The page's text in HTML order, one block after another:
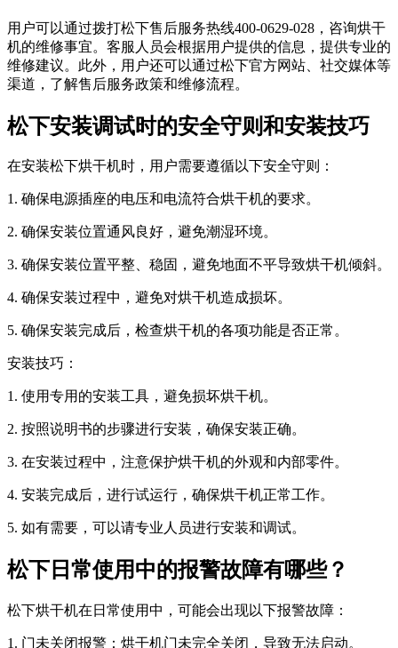
用户可以通过拨打松下售后服务热线400-0629-028，咨询烘干
机的维修事宜。客服人员会根据用户提供的信息，提供专业的
维修建议。此外，用户还可以通过松下官方网站、社交媒体等
渠道，了解售后服务政策和维修流程。
松下安装调试时的安全守则和安装技巧
在安装松下烘干机时，用户需要遵循以下安全守则：
1. 确保电源插座的电压和电流符合烘干机的要求。
2. 确保安装位置通风良好，避免潮湿环境。
3. 确保安装位置平整、稳固，避免地面不平导致烘干机倾斜。
4. 确保安装过程中，避免对烘干机造成损坏。
5. 确保安装完成后，检查烘干机的各项功能是否正常。
安装技巧：
1. 使用专用的安装工具，避免损坏烘干机。
2. 按照说明书的步骤进行安装，确保安装正确。
3. 在安装过程中，注意保护烘干机的外观和内部零件。
4. 安装完成后，进行试运行，确保烘干机正常工作。
5. 如有需要，可以请专业人员进行安装和调试。
松下日常使用中的报警故障有哪些？
松下烘干机在日常使用中，可能会出现以下报警故障：
1. 门未关闭报警：烘干机门未完全关闭，导致无法启动。